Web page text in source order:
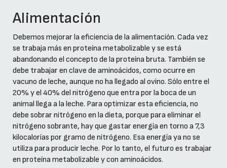
Alimentación
Debemos mejorar la eficiencia de la alimentación. Cada vez
se trabaja más en proteína metabolizable y se está
abandonando el concepto de la proteína bruta. También se
debe trabajar en clave de aminoácidos, como ocurre en
vacuno de leche, aunque no ha llegado al ovino. Sólo entre el
20% y el 40% del nitrógeno que entra por la boca de un
animal llega a la leche. Para optimizar esta eficiencia, no
debe sobrar nitrógeno en la dieta, porque para eliminar el
nitrógeno sobrante, hay que gastar energía en torno a 7,3
kilocalorías por gramo de nitrógeno. Esa energía ya no se
utiliza para producir leche. Por lo tanto, el futuro es trabajar
en proteína metabolizable y con aminoácidos.